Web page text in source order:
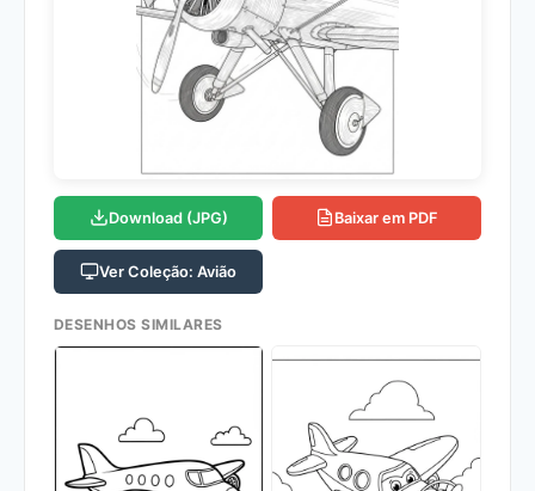
Download (JPG) Baixar em PDF
Ver Coleção: Avião
DESENHOS SIMILARES